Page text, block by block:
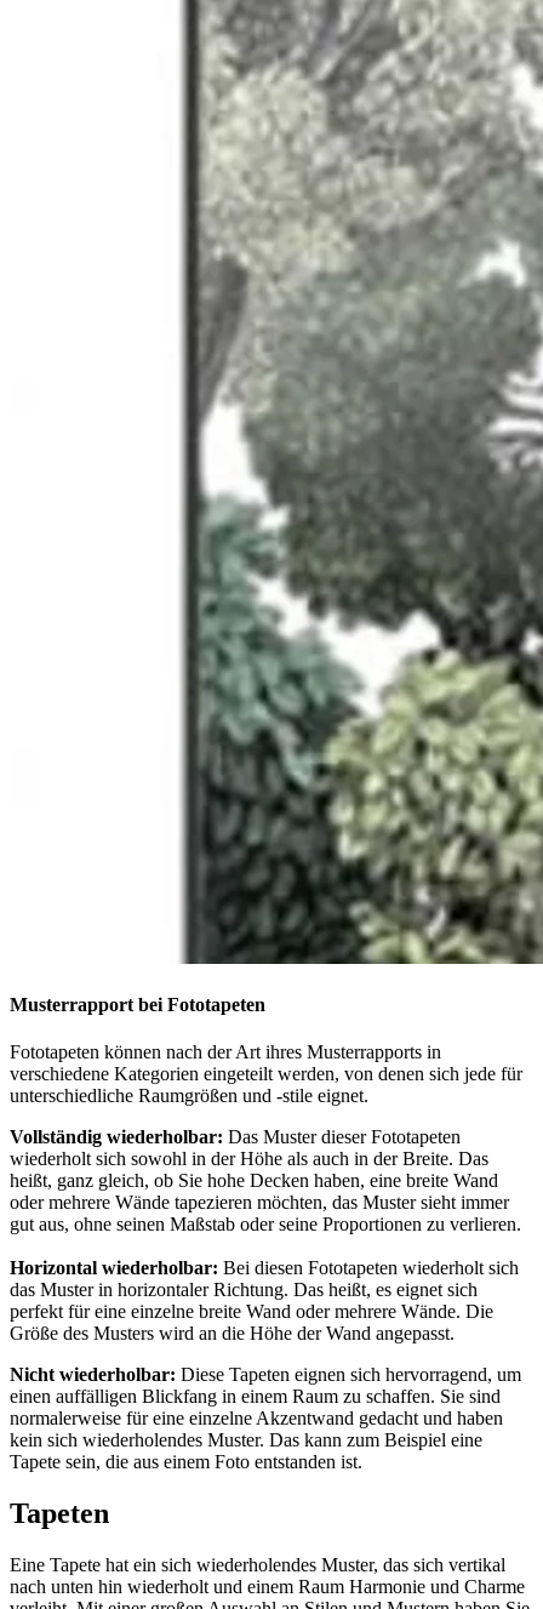
Musterrapport bei Fototapeten
Fototapeten können nach der Art ihres Musterrapports in
verschiedene Kategorien eingeteilt werden, von denen sich jede für
unterschiedliche Raumgrößen und -stile eignet.
Vollständig wiederholbar: Das Muster dieser Fototapeten
wiederholt sich sowohl in der Höhe als auch in der Breite. Das
heißt, ganz gleich, ob Sie hohe Decken haben, eine breite Wand
oder mehrere Wände tapezieren möchten, das Muster sieht immer
gut aus, ohne seinen Maßstab oder seine Proportionen zu verlieren.
Horizontal wiederholbar: Bei diesen Fototapeten wiederholt sich
das Muster in horizontaler Richtung. Das heißt, es eignet sich
perfekt für eine einzelne breite Wand oder mehrere Wände. Die
Größe des Musters wird an die Höhe der Wand angepasst.
Nicht wiederholbar: Diese Tapeten eignen sich hervorragend, um
einen auffälligen Blickfang in einem Raum zu schaffen. Sie sind
normalerweise für eine einzelne Akzentwand gedacht und haben
kein sich wiederholendes Muster. Das kann zum Beispiel eine
Tapete sein, die aus einem Foto entstanden ist.
Tapeten
Eine Tapete hat ein sich wiederholendes Muster, das sich vertikal
nach unten hin wiederholt und einem Raum Harmonie und Charme